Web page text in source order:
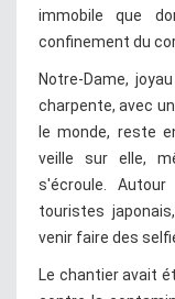
immobile que
confinement du
Notre-Dame,
charpente, avec
le monde, reste
veille sur elle,
s'écroule.
touristes
venir faire des
Le chantier avait